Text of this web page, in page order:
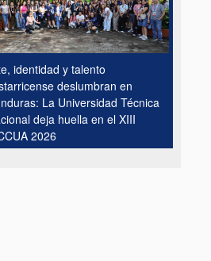
identidad y talento
deslumbran en
La Universidad Técnica
deja huella en el XIII
2026